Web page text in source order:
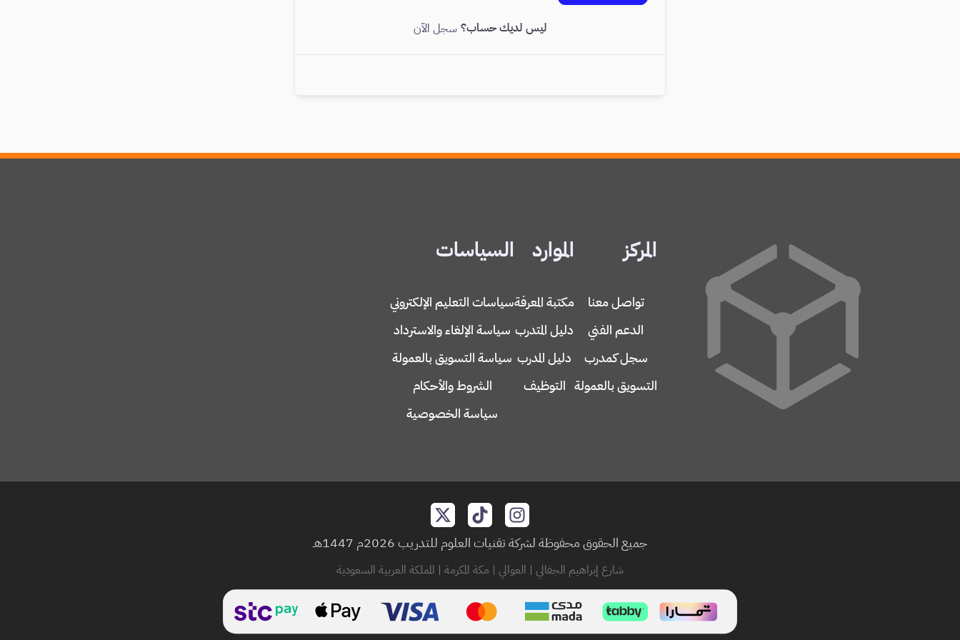
ليس لديك حساب؟ سجل الآن
المركز
تواصل معنا
الدعم الفني
سجل كمدرب
التسويق بالعمولة
الموارد
مكتبة المعرفة
دليل المتدرب
دليل المدرب
التوظيف
السياسات
سياسات التعليم الإلكتروني
سياسة الإلغاء والاسترداد
سياسة التسويق بالعمولة
الشروط والأحكام
سياسة الخصوصية
جميع الحقوق محفوظة لشركة تقنيات العلوم للتدريب 2026م 1447هـ
شارع إبراهيم الجفالي | العوالي | مكة المكرمة | المملكة العربية السعودية